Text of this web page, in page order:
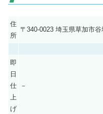
住
所
〒340-0023 埼玉県草加市
即
日
仕
上
げ
－